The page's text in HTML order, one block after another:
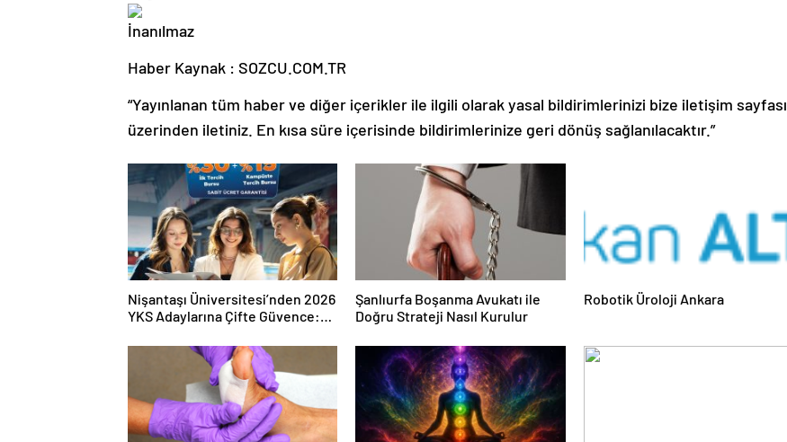
Haber Kaynak : SOZCU.COM.TR
“Yayınlanan tüm haber ve diğer içerikler ile ilgili olarak yasal bildirimlerinizi bize iletişim sayfası
üzerinden iletiniz. En kısa süre içerisinde bildirimlerinize geri dönüş sağlanılacaktır.”
Nişantaşı Üniversitesi’nden 2026
YKS Adaylarına Çifte Güvence:
Şanlıurfa Boşanma Avukatı ile
Doğru Strateji Nasıl Kurulur
Robotik Üroloji Ankara